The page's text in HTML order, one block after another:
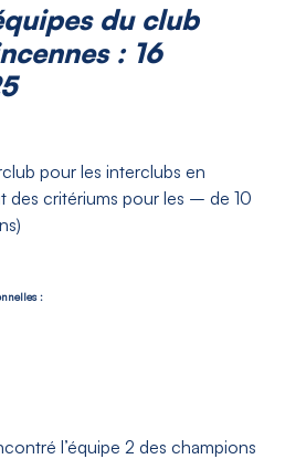
du club
: 16
pour les interclubs en
des critériums pour les – de 10
:
l’équipe 2 des champions